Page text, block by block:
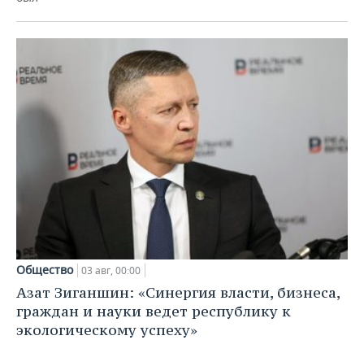
Общество 03 авг, 00:00
Азат Зиганшин: «Синергия власти, бизнеса,
граждан и науки ведет республику к
экологическому успеху»